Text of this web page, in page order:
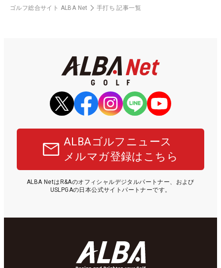
ゴルフ総合サイト ALBA Net 手打ち 記事一覧
ALBAゴルフニュース
メルマガ登録はこちら
ALBA NetはR&Aのオフィシャルデジタルパートナー、および
USLPGAの日本公式サイトパートナーです。